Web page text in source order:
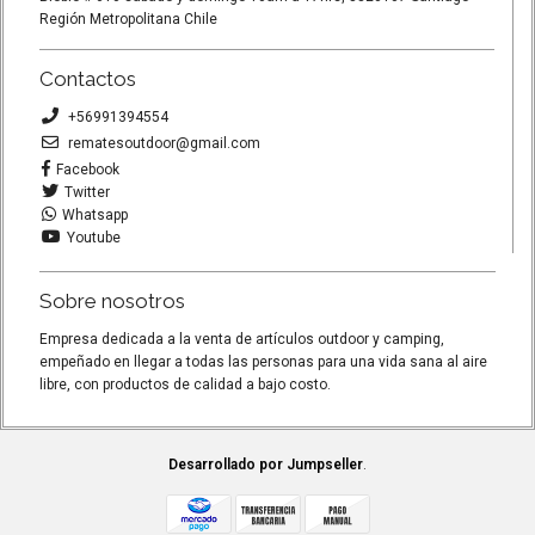
Región Metropolitana Chile
Contactos
+56991394554
rematesoutdoor@gmail.com
Facebook
Twitter
Whatsapp
Youtube
Sobre nosotros
Empresa dedicada a la venta de artículos outdoor y camping,
empeñado en llegar a todas las personas para una vida sana al aire
libre, con productos de calidad a bajo costo.
Desarrollado por Jumpseller.